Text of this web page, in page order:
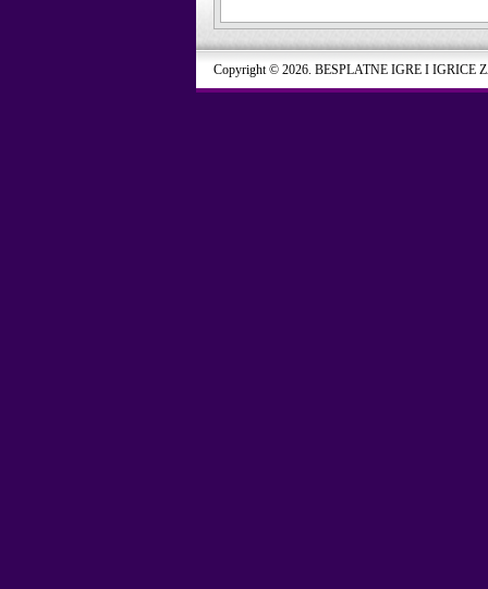
Copyright © 2026. BESPLATNE IGRE I IGRICE